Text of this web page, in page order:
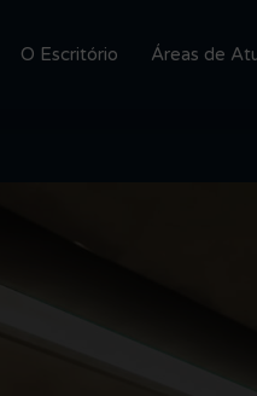
O Escritório Áreas de